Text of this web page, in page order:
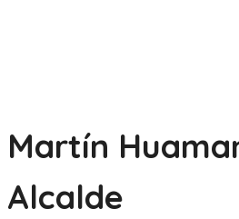
Martín
Alcalde